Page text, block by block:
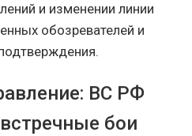
и изменении линии
обозревателей и
ВС РФ
бои